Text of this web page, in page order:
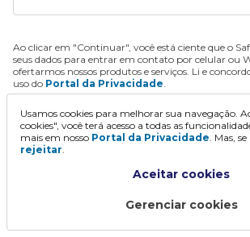
Ao clicar em "Continuar", você está ciente que o
seus dados para entrar em contato por celular ou
ofertarmos nossos produtos e serviços. Li e
uso do Portal da Privacidade.
Continuar
Usamos cookies para melhorar sua navegação.
cookies", você terá acesso a todas as
mais em nosso Portal da Privacidade. Mas,
rejeitar.
Aceitar cookies
Gerenciar cookies